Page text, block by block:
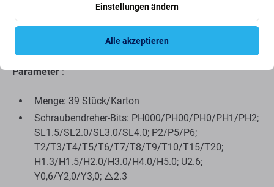
Produkt wird mit einerAufbewahrungsbox aus ABS-
Kunststoffgeliefert, in der Sie die Werkzeuge einfach
aufbewahren und transportieren können.
Parameter:
Menge: 39 Stück/Karton
Schraubendreher-Bits: PH000/PH00/PH0/PH1/PH2;
SL1.5/SL2.0/SL3.0/SL4.0; P2/P5/P6;
T2/T3/T4/T5/T6/T7/T8/T9/T10/T15/T20;
H1.3/H1.5/H2.0/H3.0/H4.0/H5.0; U2.6;
Y0,6/Y2,0/Y3,0; △2.3
Einstellungen ändern
Alle akzeptieren